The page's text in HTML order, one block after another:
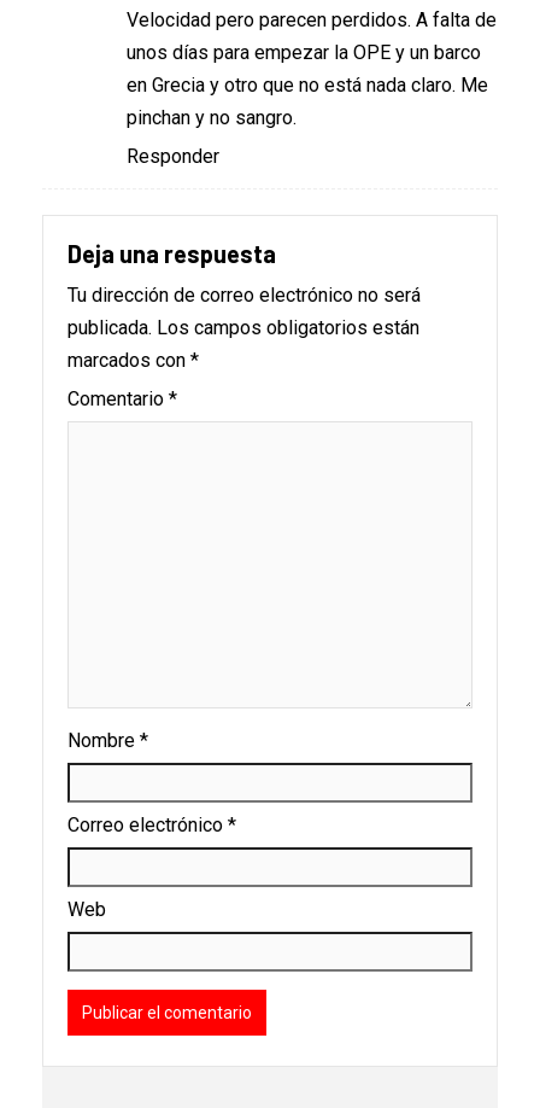
Velocidad pero parecen perdidos. A falta de
unos días para empezar la OPE y un barco
en Grecia y otro que no está nada claro. Me
pinchan y no sangro.
Responder
Deja una respuesta
Tu dirección de correo electrónico no será
publicada. Los campos obligatorios están
marcados con *
Comentario *
Nombre *
Correo electrónico *
Web